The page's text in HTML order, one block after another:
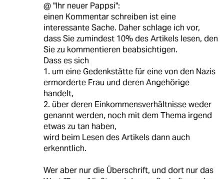
@ "Ihr neuer Pappsi":
einen Kommentar schreiben ist eine
interessante Sache. Daher schlage ich vor,
dass Sie zumindest 10% des Artikels lesen, den
Sie zu kommentieren beabsichtigen.
Dass es sich
1. um eine Gedenkstätte für eine von den Nazis
ermorderte Frau und deren Angehörige
handelt,
2. über deren Einkommensverhältnisse weder
genannt werden, noch mit dem Thema irgend
etwas zu tan haben,
wird beim Lesen des Artikels dann auch
erkenntlich.
Wer aber nur die Überschrift, und dort nur das